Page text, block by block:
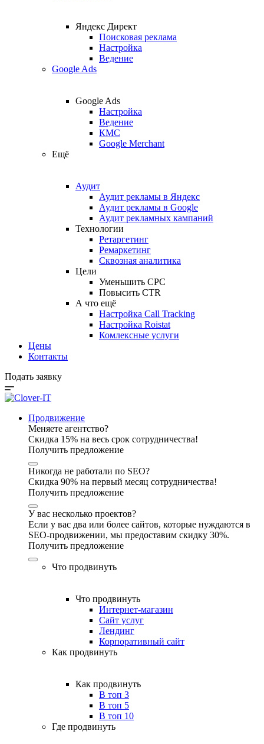
Яндекс Директ
Поисковая реклама
Настройка
Ведение
Google Ads
Google Ads
Настройка
Ведение
КМС
Google Merchant
Ещё
Аудит
Аудит рекламы в Яндекс
Аудит рекламы в Google
Аудит рекламных кампаний
Технологии
Ретаргетинг
Ремаркетинг
Сквозная аналитика
Цели
Уменьшить CPC
Повысить CTR
А что ещё
Настройка Call Tracking
Настройка Roistat
Комлексные услуги
Цены
Контакты
Подать заявку
Продвижение
Меняете агентство?
Скидка 15% на весь срок сотрудничества!
Получить предложение
Никогда не работали по SEO?
Скидка 90% на первый месяц сотрудничества!
Получить предложение
У вас несколько проектов?
Если у вас два или более сайтов, которые нуждаются в
SEO-продвижении, мы предоставим скидку 30%.
Получить предложение
Что продвинуть
Что продвинуть
Интернет-магазин
Сайт услуг
Лендинг
Корпоративный сайт
Как продвинуть
Как продвинуть
В топ 3
В топ 5
В топ 10
Где продвинуть